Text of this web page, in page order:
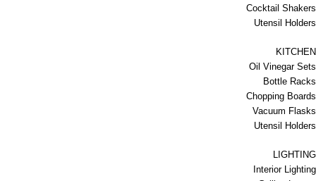
Сocktail Shakers
Utensil Holders
KITCHEN
Oil Vinegar Sets
Bottle Racks
Chopping Boards
Vacuum Flasks
Utensil Holders
LIGHTING
Interior Lighting